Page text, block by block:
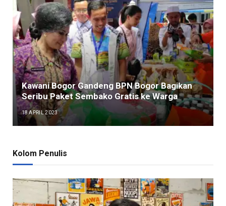
Kawani Bogor Gandeng BPN Bogor Bagikan
Seribu Paket Sembako Gratis ke Warga
18 APRIL 2023
Kolom Penulis